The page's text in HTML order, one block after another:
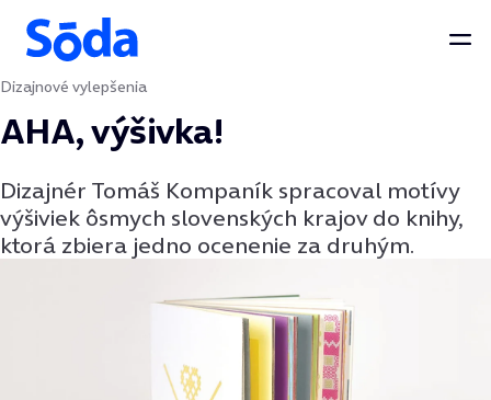
Preskočiť na obsah
Dizajnové vylepšenia
AHA, výšivka!
Dizajnér Tomáš Kompaník spracoval motívy
výšiviek ôsmych slovenských krajov do knihy,
ktorá zbiera jedno ocenenie za druhým.